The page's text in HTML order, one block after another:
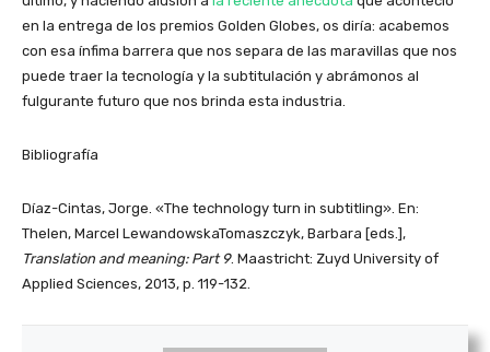
en la entrega de los premios Golden Globes, os diría: acabemos
con esa ínfima barrera que nos separa de las maravillas que nos
puede traer la tecnología y la subtitulación y abrámonos al
fulgurante futuro que nos brinda esta industria.
Bibliografía
Díaz-Cintas, Jorge. «The technology turn in subtitling». En:
Thelen, Marcel LewandowskaTomaszczyk, Barbara [eds.],
Translation and meaning: Part 9. Maastricht: Zuyd University of
Applied Sciences, 2013, p. 119-132.